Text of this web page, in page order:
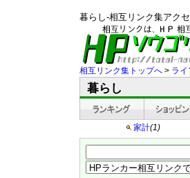
暮らし-相互リンク集アク
相互リンク集トップへ > ラ
暮らし
家計(1)